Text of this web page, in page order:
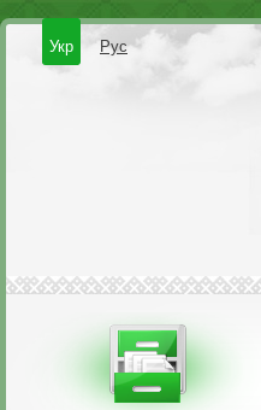
Укр Рус